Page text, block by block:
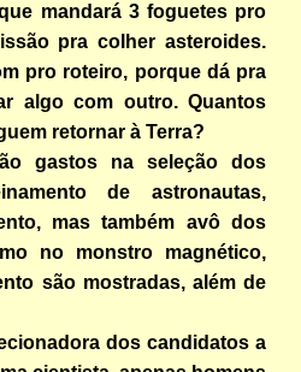
mandará 3 foguetes pro
pra colher asteroides.
pro roteiro, porque dá pra
algo com outro. Quantos
retornar à Terra?
gastos na seleção dos
de astronautas,
mas também avô dos
no monstro magnético,
são mostradas, além de
dos candidatos a